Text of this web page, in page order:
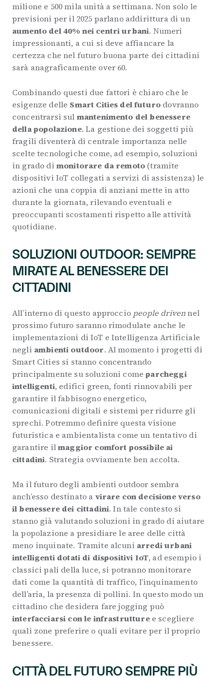
milione e 500 mila unità a settimana. Non solo le
previsioni per il 2025 parlano addirittura di un
aumento del 40% nei centri urbani. Numeri
impressionanti, a cui si deve affiancare la
certezza che nel futuro buona parte dei cittadini
sarà anagraficamente over 60.
Combinando questi due fattori è chiaro che le
esigenze delle Smart Cities del futuro dovranno
concentrarsi sul mantenimento del benessere
della popolazione. La gestione dei soggetti più
fragili diventerà di centrale importanza nelle
scelte tecnologiche come, ad esempio, soluzioni
in grado di monitorare da remoto (tramite
dispositivi IoT collegati a servizi di assistenza) le
azioni che una coppia di anziani mette in atto
durante la giornata, rilevando eventuali e
preoccupanti scostamenti rispetto alle attività
quotidiane.
SOLUZIONI OUTDOOR: SEMPRE
MIRATE AL BENESSERE DEI
CITTADINI
All’interno di questo approccio people drivennel
prossimo futuro saranno rimodulate anche le
implementazioni di IoT e Intelligenza Artificiale
negli ambienti outdoor. Al momento i progetti di
Smart Cities si stanno concentrando
principalmente su soluzioni comeparcheggi
intelligenti, edifici green, fonti rinnovabili per
garantire il fabbisogno energetico,
comunicazioni digitali e sistemi per ridurre gli
sprechi. Potremmo definire questa visione
futuristica e ambientalista come un tentativo di
garantire ilmaggior comfort possibile ai
cittadini. Strategia ovviamente ben accolta.
Ma il futuro degli ambienti outdoor sembra
anch’esso destinato a virare con decisione verso
il benessere dei cittadini. In tale contesto si
stanno già valutando soluzioni in grado di aiutare
la popolazione a presidiare le aree delle città
meno inquinate. Tramite alcuni arredi urbani
intelligenti dotati di dispositivi IoT, ad esempio i
classici pali della luce, si potranno monitorare
dati come la quantità di traffico, l’inquinamento
dell’aria, la presenza di pollini. In questo modo un
cittadino che desidera fare jogging può
interfacciarsi con le infrastrutturee scegliere
quali zone preferire o quali evitare per il proprio
benessere.
CITTÀ DEL FUTURO SEMPRE PIÙ